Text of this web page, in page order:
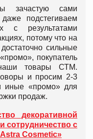
сами
подстегиваем
с результатами
потому что на
сильные
покупатель
товары СТМ.
и просим 2-3
иные «промо» для
продаж.
декоративной
сотрудничество с
Cosmetic»